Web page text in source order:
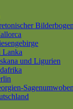
Lanka
und Ligurien